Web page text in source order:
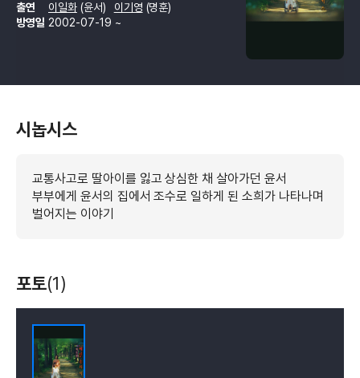
출연
이일화(윤서) 이기영 (명훈)
방영일 2002-07-19 ~
시놉시스
교통사고로 딸아이를 잃고 상심한 채 살아가던 윤서
부부에게 윤서의 집에서 조수로 일하게 된 소희가 나타나며
벌어지는 이야기
포토(1)